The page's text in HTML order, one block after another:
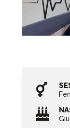

